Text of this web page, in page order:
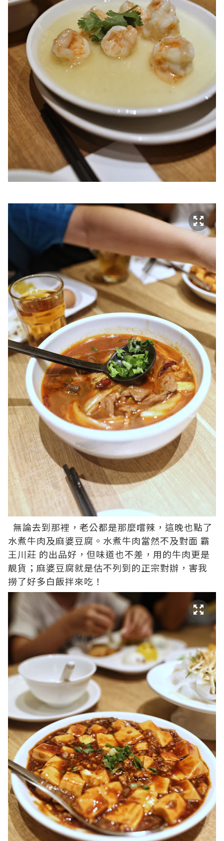
無論去到那裡，老公都是那麼嚐辣，這晚也點了
水煮牛肉及麻婆豆腐。水煮牛肉當然不及對面 霸
王川莊 的出品好，但味道也不差，用的牛肉更是
靚貨；麻婆豆腐就是估不列到的正宗對辦，害我
撈了好多白飯拌來吃！